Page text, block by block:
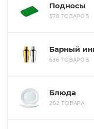
Подносы
378 ТОВАРОВ
Барный
636 ТОВАРОВ
Блюда
202 ТОВАРА